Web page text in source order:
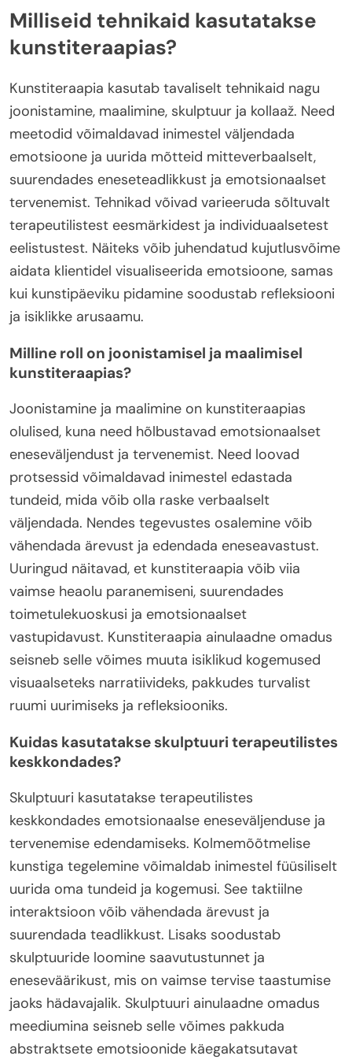
Milliseid tehnikaid kasutatakse
kunstiteraapias?
Kunstiteraapia kasutab tavaliselt tehnikaid nagu
joonistamine, maalimine, skulptuur ja kollaaž. Need
meetodid võimaldavad inimestel väljendada
emotsioone ja uurida mõtteid mitteverbaalselt,
suurendades eneseteadlikkust ja emotsionaalset
tervenemist. Tehnikad võivad varieeruda sõltuvalt
terapeutilistest eesmärkidest ja individuaalsetest
eelistustest. Näiteks võib juhendatud kujutlusvõime
aidata klientidel visualiseerida emotsioone, samas
kui kunstipäeviku pidamine soodustab refleksiooni
ja isiklikke arusaamu.
Milline roll on joonistamisel ja maalimisel
kunstiteraapias?
Joonistamine ja maalimine on kunstiteraapias
olulised, kuna need hõlbustavad emotsionaalset
eneseväljendust ja tervenemist. Need loovad
protsessid võimaldavad inimestel edastada
tundeid, mida võib olla raske verbaalselt
väljendada. Nendes tegevustes osalemine võib
vähendada ärevust ja edendada eneseavastust.
Uuringud näitavad, et kunstiteraapia võib viia
vaimse heaolu paranemiseni, suurendades
toimetulekuoskusi ja emotsionaalset
vastupidavust. Kunstiteraapia ainulaadne omadus
seisneb selle võimes muuta isiklikud kogemused
visuaalseteks narratiivideks, pakkudes turvalist
ruumi uurimiseks ja refleksiooniks.
Kuidas kasutatakse skulptuuri terapeutilistes
keskkondades?
Skulptuuri kasutatakse terapeutilistes
keskkondades emotsionaalse eneseväljenduse ja
tervenemise edendamiseks. Kolmemõõtmelise
kunstiga tegelemine võimaldab inimestel füüsiliselt
uurida oma tundeid ja kogemusi. See taktiilne
interaktsioon võib vähendada ärevust ja
suurendada teadlikkust. Lisaks soodustab
skulptuuride loomine saavutustunnet ja
eneseväärikust, mis on vaimse tervise taastumise
jaoks hädavajalik. Skulptuuri ainulaadne omadus
meediumina seisneb selle võimes pakkuda
abstraktsete emotsioonide käegakatsutavat